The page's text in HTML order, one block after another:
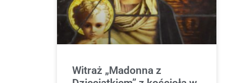
Witraż „Madonna z